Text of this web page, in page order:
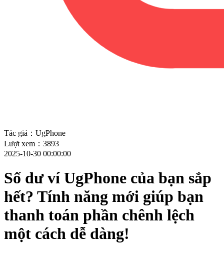
Tác giả：UgPhone
Lượt xem：3893
2025-10-30 00:00:00
Số dư ví UgPhone của bạn sắp
hết? Tính năng mới giúp bạn
thanh toán phần chênh lệch
một cách dễ dàng!